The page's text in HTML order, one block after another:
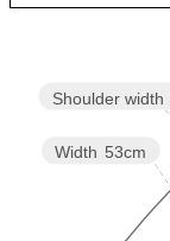
Width 53cm
Shoulder width